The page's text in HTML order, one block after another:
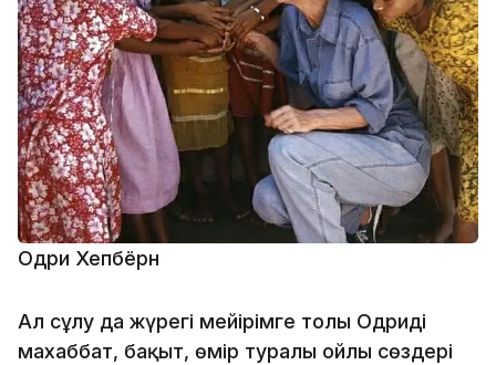
Одри Хепбёрн
Ал сұлу да жүрегі мейірімге толы Одридің
махаббат, бақыт, өмір туралы ойлы сөздері